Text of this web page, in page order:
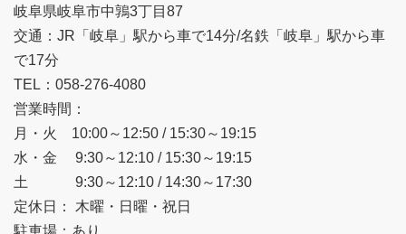
岐阜県岐阜市中鶉3丁目87
交通：JR「岐阜」駅から車で14分/名鉄「岐阜」駅から車
で17分
TEL：058-276-4080
営業時間：
月・火 10:00～12:50 / 15:30～19:15
水・金 9:30～12:10 / 15:30～19:15
土 9:30～12:10 / 14:30～17:30
定休日： 木曜・日曜・祝日
駐車場：あり